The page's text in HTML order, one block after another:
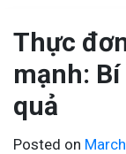
Thực
mạnh:
quả
Posted on